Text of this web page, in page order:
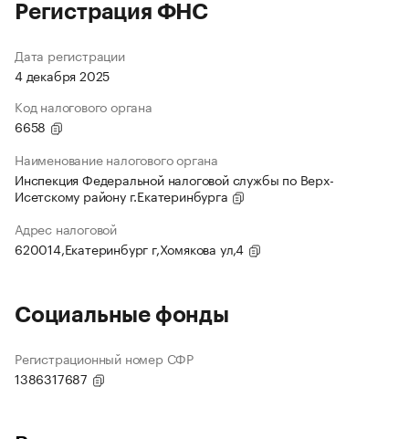
Регистрация ФНС
Дата регистрации
4 декабря 2025
Код налогового органа
6658
Наименование налогового органа
Инспекция Федеральной налоговой службы по Верх-
Исетскому району г.Екатеринбурга
Адрес налоговой
620014,Екатеринбург г,Хомякова ул,4
Социальные фонды
Регистрационный номер СФР
1386317687